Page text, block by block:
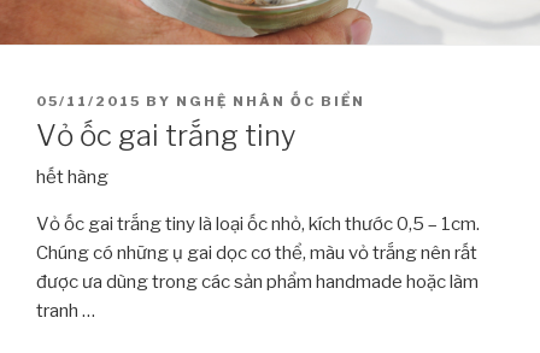
POSTED
ON
05/11/2015 BY NGHỆ NHÂN ỐC BIỂN
Vỏ ốc gai trắng tiny
hết hàng
Vỏ ốc gai trắng tiny là loại ốc nhỏ, kích thước 0,5 – 1cm.
Chúng có những ụ gai dọc cơ thể, màu vỏ trắng nên rất
được ưa dùng trong các sản phẩm handmade hoặc làm
tranh …